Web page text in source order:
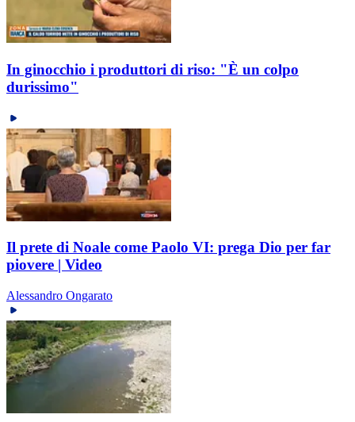
In ginocchio i produttori di riso: "È un colpo
durissimo"
Il prete di Noale come Paolo VI: prega Dio per far
piovere | Video
Alessandro Ongarato